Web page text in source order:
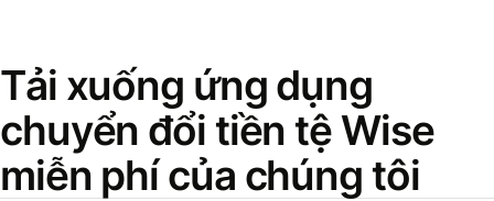
Tải xuống ứng dụng
chuyển đổi tiền tệ Wise
miễn phí của chúng tôi